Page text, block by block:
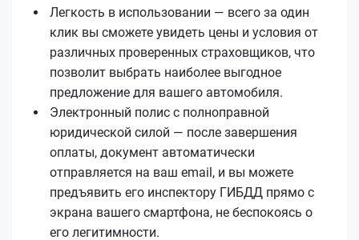
Легкость в использовании — всего за один
клик вы сможете увидеть цены и условия от
различных проверенных страховщиков, что
позволит выбрать наиболее выгодное
предложение для вашего автомобиля.
Электронный полис с полноправной
юридической силой — после завершения
оплаты, документ автоматически
отправляется на ваш email, и вы можете
предъявить его инспектору ГИБДД прямо с
экрана вашего смартфона, не беспокоясь о
его легитимности.